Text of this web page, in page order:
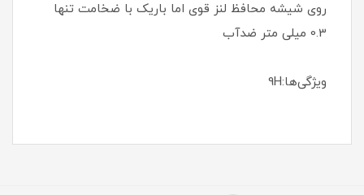
روی شیشه محافظ لنز قوی اما باریک با ضخامت تنها
0.3 میلی متر ضدآب
ویژگی‌ها:9H